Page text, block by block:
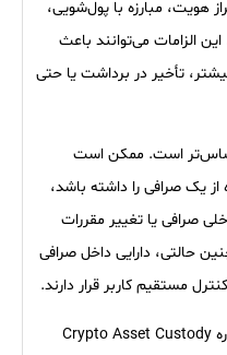
هویت، مبارزه با پول‌شویی،
الزامات می‌توانند باعث
تأخیر در برداشت یا حتی
حساس‌تر است. ممکن است
از یک صرافی را داشته باشد،
صرافی یا تغییر مقررات
حالتی، دارایی داخل صرافی
مستقیم کاربر قرار دارند.
SEC در بولتن آموزشی 2025 خود درباره Crypto Asset Custody